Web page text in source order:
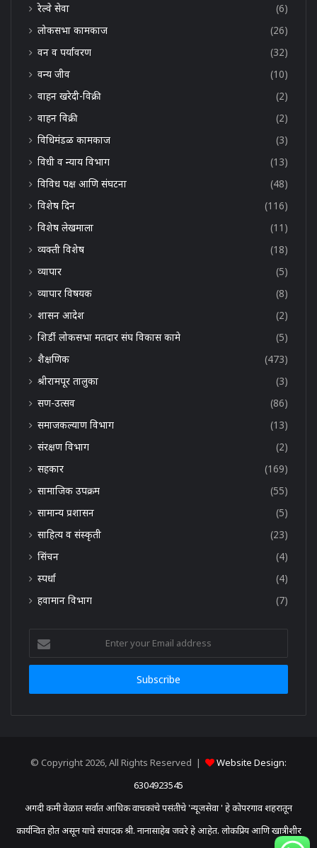
रेल्वे सेवा
(6)
लोकसभा कामकाज
(26)
वन व पर्यावरण
(32)
वन्य जीव
(10)
वाहन खरेदी-विक्री
(2)
वाहन विक्री
(2)
विधिमंडळ कामकाज
(3)
विधी व न्याय विभाग
(13)
विविध पक्ष आणि संघटना
(48)
विशेष दिन
(116)
विशेष लेखमाला
(11)
व्यक्ती विशेष
(18)
व्यापार
(5)
व्यापार विषयक
(8)
शासन आदेश
(2)
शिर्डी लोकसभा मतदार संघ विकास कामे
(5)
शैक्षणिक
(473)
श्रीरामपूर तालुका
(3)
सण-उत्सव
(86)
समाजकल्याण विभाग
(13)
संरक्षण विभाग
(2)
सहकार
(169)
सामाजिक उपक्रम
(55)
सामान्य प्रशासन
(5)
साहित्य व संस्कृती
(23)
सिंचन
(4)
स्पर्धा
(4)
हवामान विभाग
(7)
your
Email
© Copyright 2026, All Rights Reserved |
Website Design:
6304923545
अगदी कमी वेळात सर्वात आधिक वाचकांचे पसंतीचे 'न्यूजसेवा ' हे कोपरगाव शहरातून
कार्यन्वित होत असून याचे संपादक श्री. नानासाहेब जवरे हे आहेत. लोकप्रिय आणि खात्रीशीर